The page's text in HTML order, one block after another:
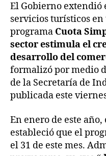
El Gobierno
servicios turísticos en
programa Cuota
sector estimula el
desarrollo del
formalizó por medio
de la Secretaría de
publicada este
En enero de este
estableció que el
el 31 de este mes.